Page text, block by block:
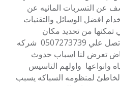
عن التسربات المائيه عن
افضل الوسائل والتقنيات
تمكنها من تحديد مكان
التسريب. اتصل علي 0507273739 شركه
تعرض لنا اسباب حدوث
وانواعها واولهم التاسيس
لمنظومه السباكه يسبب